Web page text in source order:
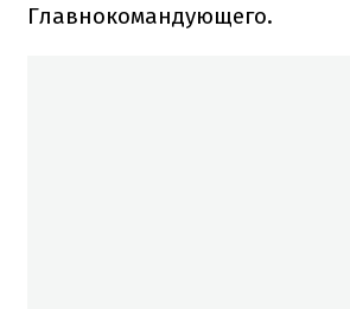
Главнокомандующего.